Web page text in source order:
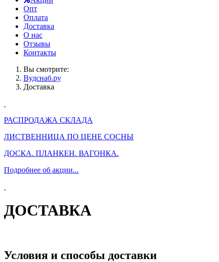
Опт
Оплата
Доставка
О нас
Отзывы
Контакты
Вы смотрите:
Вудснаб.ру
Доставка
РАСПРОДАЖА СКЛАДА
ЛИСТВЕННИЦА ПО ЦЕНЕ СОСНЫ
ДОСКА. ПЛАНКЕН. ВАГОНКА.
Подробнее об акции...
ДОСТАВКА
Условия и способы доставки